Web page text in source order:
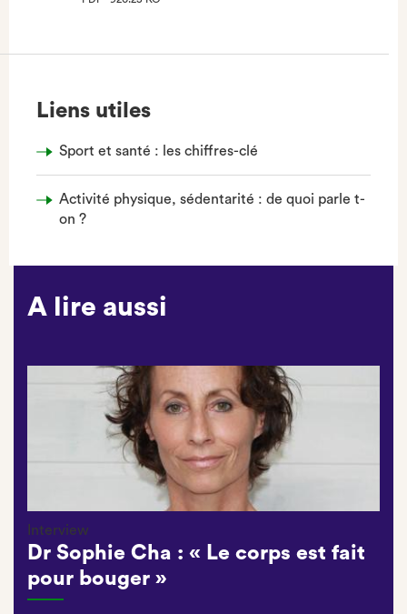
Liens utiles
Sport et santé : les chiffres-clé
Activité physique, sédentarité : de quoi parle t-
on ?
A lire aussi
Interview
Dr Sophie Cha : « Le corps est fait
pour bouger »